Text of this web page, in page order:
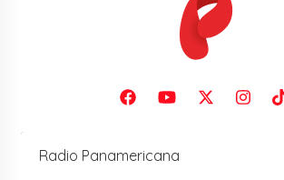
Radio Panamericana